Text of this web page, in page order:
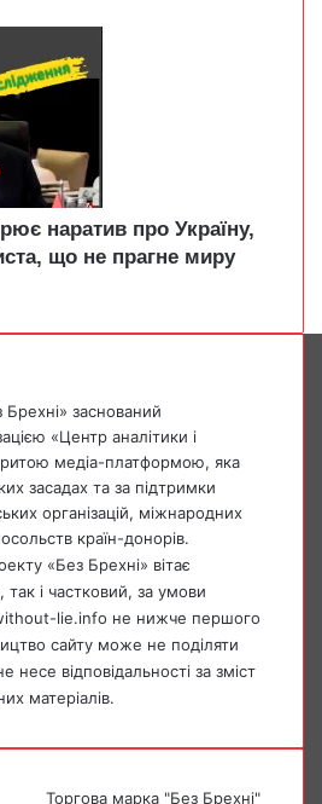
наратив про Україну,
що не прагне миру
заснований
«Центр аналітики і
медіа-платформою, яка
засадах та за підтримки
організацій, міжнародних
країн-донорів.
«Без Брехні» вітає
і частковий, за умови
lie.info не нижче першого
сайту може не поділяти
несе відповідальності за зміст
матеріалів.
Торгова марка "Без Брехні"